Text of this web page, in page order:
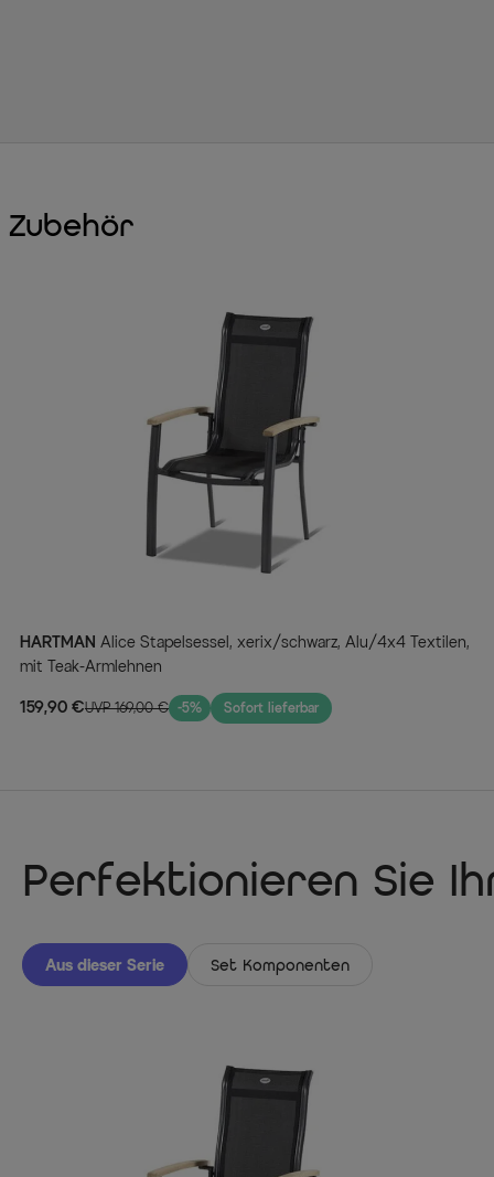
Zubehör
HARTMAN
mit Teak-Armlehnen
159,90 €UVP 169,00 € -5% Sofort lieferbar
Perfektionieren Sie
Aus dieser Serie Set Komponenten